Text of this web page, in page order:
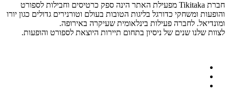
חברת Tikitaka מפעילת האתר הינה ספק כרטיסים וחבילות לספורט
והופעות ומשחקי כדורגל בליגות הטובות בעולם וטורנירים גדולים כגון יורו
ומונדיאל. לחברה פעילות בינלאומית שעיקרה באירופה.
לצוות שלנו שנים של ניסיון בתחום תיירות היוצאת לספורט והופעות.